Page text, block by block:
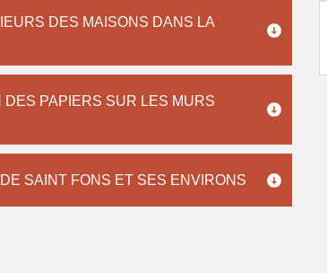
DES MAISONS DANS LA
PAPIERS SUR LES MURS
SAINT FONS ET SES ENVIRONS